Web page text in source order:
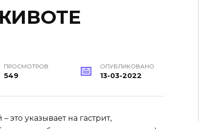
ПРОСМОТРОВ
549
ОПУБЛИКОВАНО
13-03-2022
это указывает на гастрит,